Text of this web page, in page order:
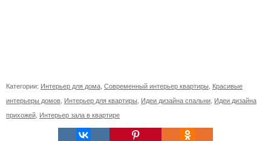
Категории: Интерьер для дома Современный интерьер квартиры Красивые
интерьеры домов Интерьер для квартиры Идеи дизайна спальни Идеи дизайна
прихожей Интерьер зала в квартире